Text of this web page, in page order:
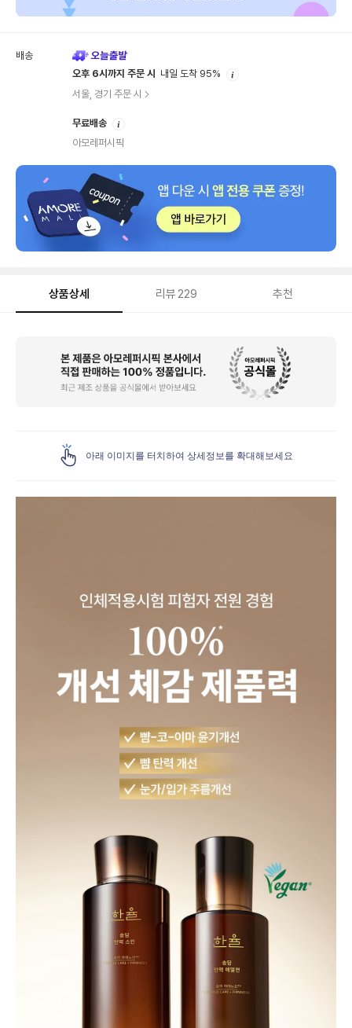
배송
오후 6시까지 주문 시
내일 도착 95%
서울, 경기 주문 시
무료배송
아모레퍼시픽
상품상세 리뷰229 추천
아래 이미지를 터치하여 상세정보를 확대해보세요